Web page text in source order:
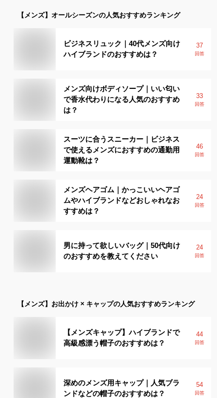
【メンズ】 オールシーズンの人気おすすめランキング
ビジネスリュック｜40代メンズ向け
ハイブランドのおすすめは？
37
回答
メンズ向けボディソープ｜いい匂い
で香水代わりになる人気のおすすめ
は？
33
回答
スーツに合うスニーカー｜ビジネス
で使えるメンズにおすすめの通勤用
運動靴は？
46
回答
メンズヘアゴム｜かっこいいヘアゴ
ムやハイブランドなどおしゃれなお
すすめは？
24
回答
男に持って欲しいバッグ｜50代向け
のおすすめを教えてください
24
回答
【メンズ】 お出かけ × キャップの人気おすすめランキング
【メンズキャップ】ハイブランドで
高級感漂う帽子のおすすめは？
44
回答
深めのメンズ用キャップ｜人気ブラ
ンドなどの帽子のおすすめは？
54
回答